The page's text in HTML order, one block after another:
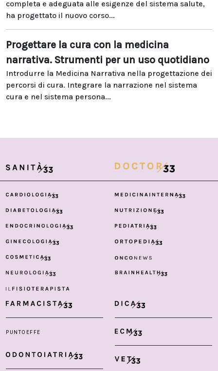
completa e adeguata alle esigenze del sistema salute,
ha progettato il nuovo corso...
Progettare la cura con la medicina
narrativa. Strumenti per un uso quotidiano
Introdurre la Medicina Narrativa nella progettazione dei
percorsi di cura. Integrare la narrazione nel sistema
cura e nel sistema persona...